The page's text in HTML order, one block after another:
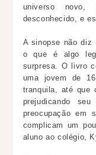
universo novo,
desconhecido, e
A sinopse não diz
o que é algo
surpresa. O livro
uma jovem de
tranquila, até que
prejudicando
preocupação em
complicam um
aluno ao colégio,